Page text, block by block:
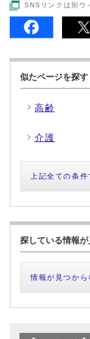
SNSリンクは別ウ
似たページを探す
高齢
介護
上記全ての条件
探している情報
情報が見つから